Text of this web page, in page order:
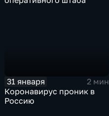
31 января
2 мин
Коронавирус проник в
Россию